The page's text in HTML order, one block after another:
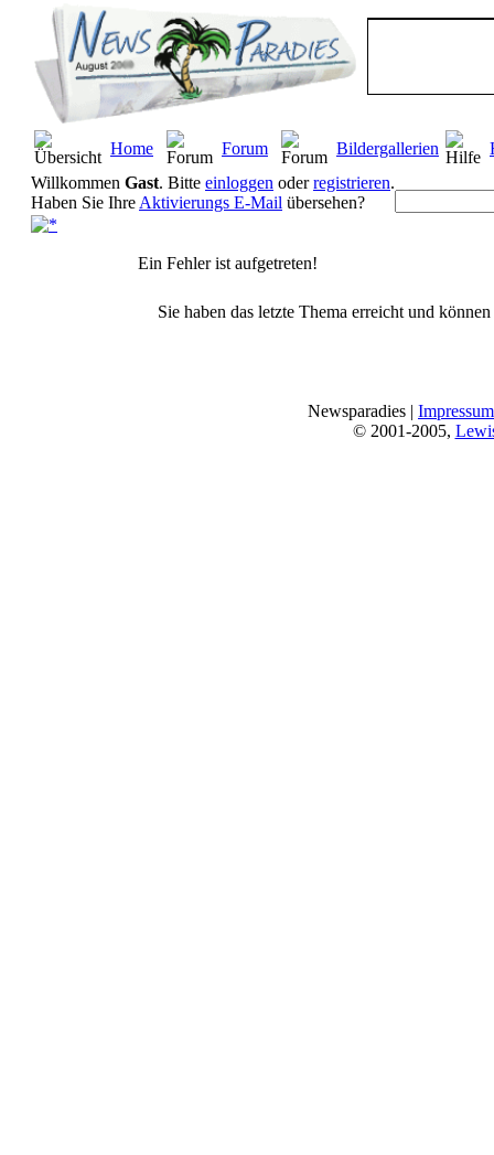
Home Forum Bildergallerien
Willkommen Gast. Bitte einloggen oderregistrieren.
Haben Sie Ihre Aktivierungs E-Mail übersehen?
Ein Fehler ist aufgetreten!
Sie haben das letzte Thema erreicht und
Newsparadies | Impressum
© 2001-2005,